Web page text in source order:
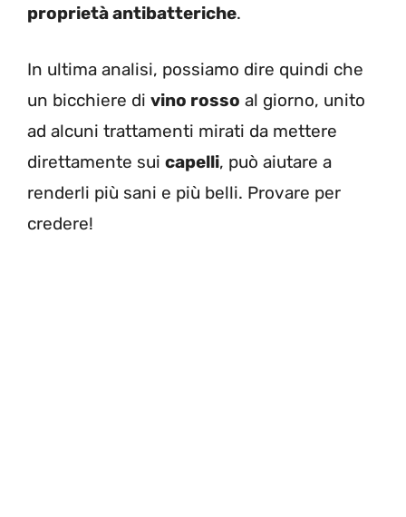
proprietà antibatteriche.
In ultima analisi, possiamo dire quindi che
un bicchiere di vino rosso al giorno, unito
ad alcuni trattamenti mirati da mettere
direttamente sui capelli, può aiutare a
renderli più sani e più belli. Provare per
credere!